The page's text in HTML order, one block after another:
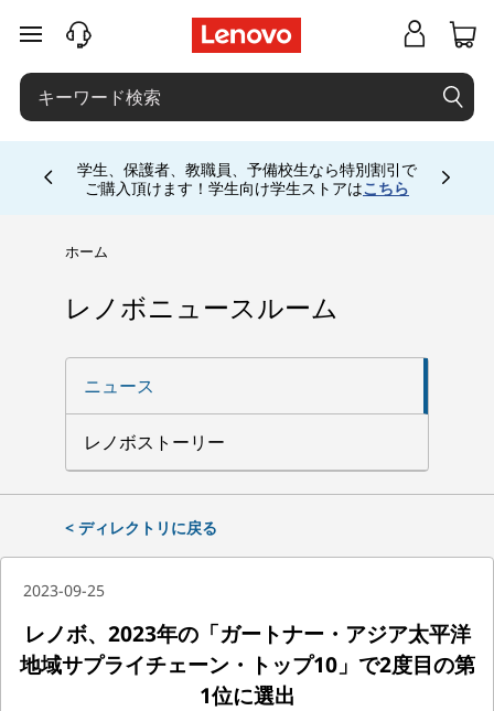
メインコンテンツにスキップする
学生、保護者、教職員、予備校生なら特別割引で
ご購入頂けます！学生向け学生ストアはこちら
Currently displaying item 4 of
ホーム
レノボニュースルーム
ニュース
レノボストーリー
< ディレクトリに戻る
2023-09-25
レノボ、2023年の「ガートナー・アジア太平洋
地域サプライチェーン・トップ10」で2度目の第
1位に選出